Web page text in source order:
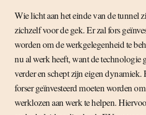
Wie licht aan het einde van de tunnel
zichzelf voor de gek. Er zal fors
worden om de werkgelegenheid te
nu al werk heeft, want de technologie
verder en schept zijn eigen dynamiek.
forser geïnvesteerd moeten worden
werklozen aan werk te helpen.